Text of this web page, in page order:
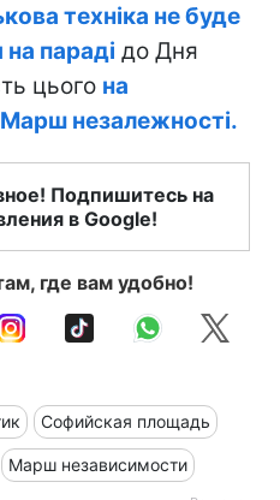
техніка не буде
параді до Дня
цього на
незалежності.
Подпишитесь на
в Google!
где вам удобно!
Софийская площадь
Марш независимости